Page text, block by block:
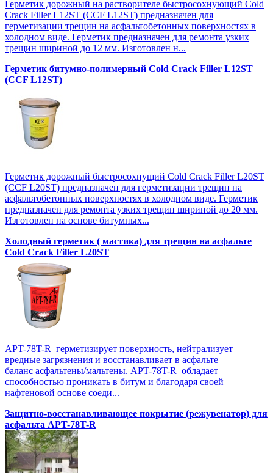
Герметик дорожный на растворителе быстросохнующий Cold
Crack Filler L12SТ (CCF L12SТ) предназначен для
герметизации трещин на асфальтобетонных поверхностях в
холодном виде. Герметик предназначен для ремонта узких
трещин шириной до 12 мм. Изготовлен н...
Герметик битумно-полимерный Cold Crack Filler L12SТ
(CCF L12SТ)
Герметик дорожный быстросохнущий Cold Crack Filler L20SТ
(CCF L20SТ) предназначен для герметизации трещин на
асфальтобетонных поверхностях в холодном виде. Герметик
предназначен для ремонта узких трещин шириной до 20 мм.
Изготовлен на основе битумных...
Холодный герметик ( мастика) для трещин на асфальте
Cold Crack Filler L20SТ
APT-78T-R герметизирует поверхность, нейтрализует
вредные загрязнения и восстанавливает в асфальте
баланс асфальтены/мальтены. APT-78T-R обладает
способностью проникать в битум и благодаря своей
нафтеновой основе соеди...
Защитно-восстанавливающее покрытие (режувенатор) для
асфальта APT-78T-R